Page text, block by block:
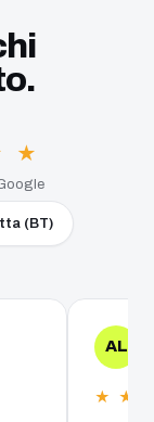
★
(BT)
AL
★ ★